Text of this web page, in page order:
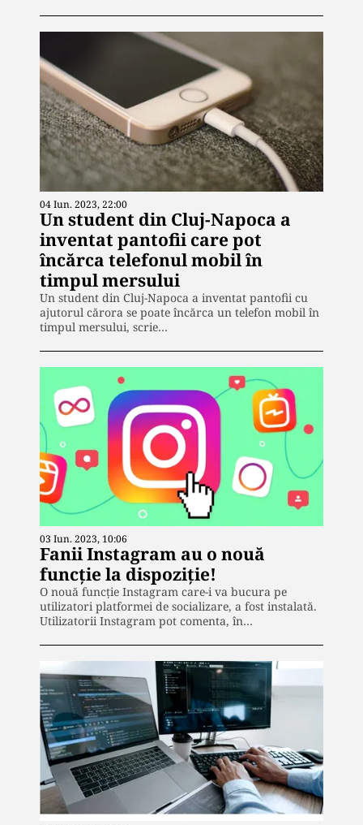
04 Iun. 2023, 22:00
Un student din Cluj-Napoca a
inventat pantofii care pot
încărca telefonul mobil în
timpul mersului
Un student din Cluj-Napoca a inventat pantofii cu
ajutorul cărora se poate încărca un telefon mobil în
timpul mersului, scrie…
03 Iun. 2023, 10:06
Fanii Instagram au o nouă
funcție la dispoziție!
O nouă funcție Instagram care-i va bucura pe
utilizatori platformei de socializare, a fost instalată.
Utilizatorii Instagram pot comenta, în…